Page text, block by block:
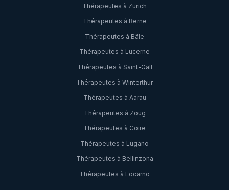
Thérapeutes à Zurich
Thérapeutes à Berne
Thérapeutes à Bâle
Thérapeutes à Lucerne
Thérapeutes à Saint-Gall
Thérapeutes à Winterthur
Thérapeutes à Aarau
Thérapeutes à Zoug
Thérapeutes à Coire
Thérapeutes à Lugano
Thérapeutes à Bellinzona
Thérapeutes à Locarno